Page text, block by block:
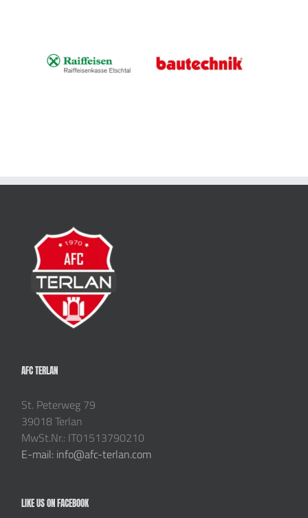
AFC TERLAN
St. Peterweg 79
39018 Terlan
MwSt.Nr.: IT01513790210
E-mail: info@afc-terlan.com
LIKE US ON FACEBOOK